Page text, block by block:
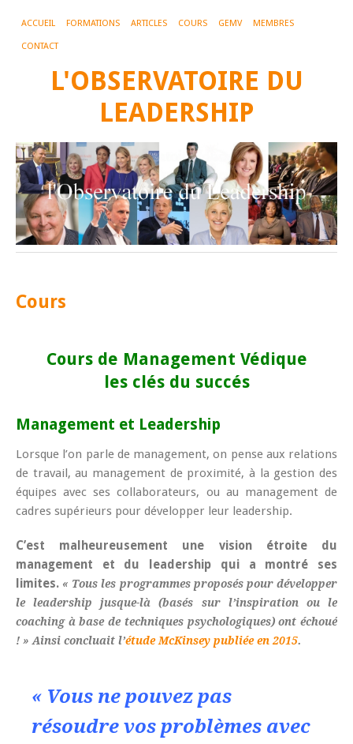
ACCUEIL FORMATIONS ARTICLES COURS GEMV MEMBRES
CONTACT
L'OBSERVATOIRE DU
LEADERSHIP
Cours
Cours de Management Védique
les clés du succés
Management et Leadership
Lorsque l’on parle de management, on pense aux relations
de travail, au management de proximité, à la gestion des
équipes avec ses collaborateurs, ou au management de
cadres supérieurs pour développer leur leadership.
C’est malheureusement une vision étroite du
management et du leadership qui a montré ses
limites. « Tous les programmes proposés pour développer
le leadership jusque-là (basés sur l’inspiration ou le
coaching à base de techniques psychologiques) ont échoué
! » Ainsi concluait l’étude McKinsey publiée en 2015.
« Vous ne pouvez pas
résoudre vos problèmes avec